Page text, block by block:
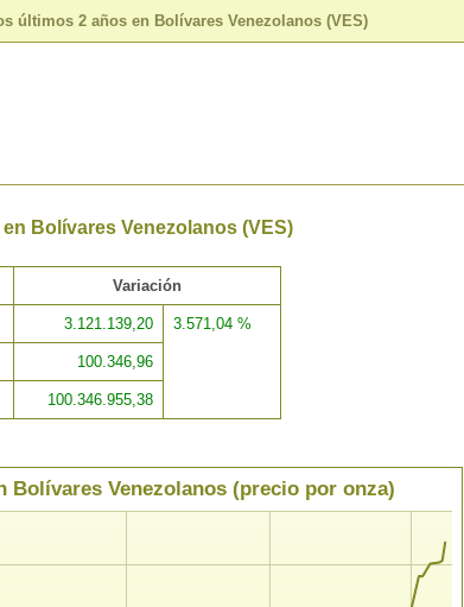
últimos 2 años en Bolívares Venezolanos (VES)
Bolívares Venezolanos (VES)
Variación
3.121.139,20 3.571,04 %
100.346,96
100.346.955,38
Bolívares Venezolanos (precio por onza)